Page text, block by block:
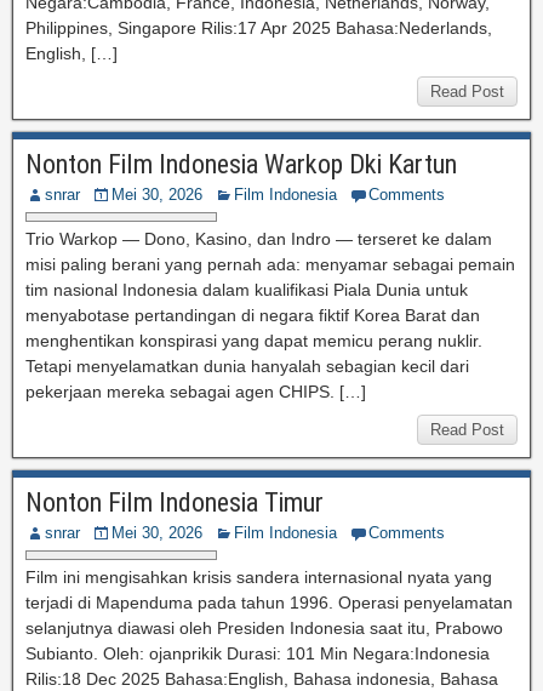
Philippines, Singapore Rilis:17 Apr 2025 Bahasa:Nederlands,
English, […]
Read Post
Nonton Film Indonesia Warkop Dki Kartun
snrar Mei 30, 2026 Film Indonesia Comments
Trio Warkop — Dono, Kasino, dan Indro — terseret ke dalam
misi paling berani yang pernah ada: menyamar sebagai pemain
tim nasional Indonesia dalam kualifikasi Piala Dunia untuk
menyabotase pertandingan di negara fiktif Korea Barat dan
menghentikan konspirasi yang dapat memicu perang nuklir.
Tetapi menyelamatkan dunia hanyalah sebagian kecil dari
pekerjaan mereka sebagai agen CHIPS. […]
Read Post
Nonton Film Indonesia Timur
snrar Mei 30, 2026 Film Indonesia Comments
Film ini mengisahkan krisis sandera internasional nyata yang
terjadi di Mapenduma pada tahun 1996. Operasi penyelamatan
selanjutnya diawasi oleh Presiden Indonesia saat itu, Prabowo
Subianto. Oleh: ojanprikik Durasi: 101 Min Negara:Indonesia
Rilis:18 Dec 2025 Bahasa:English, Bahasa indonesia, Bahasa